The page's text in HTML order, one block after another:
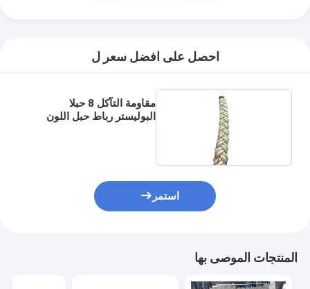
احصل على افضل سعر ل
مقاومة التآكل 8 حبلا
البوليستر رباط حبل اللون
استمر
المنتجات الموصى بها